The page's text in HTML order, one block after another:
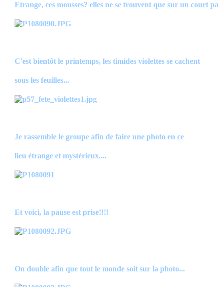
Etrange, ces mousses? elles ne se trouvent que sur un court
C'est bientôt le printemps, les timides violettes se cachent
sous les feuilles...
Je rassemble le groupe afin de faire une photo en ce
lieu étrange et mystérieux....
Et voici, la pause est prise!!!!
On double afin que tout le monde soit sur la photo...